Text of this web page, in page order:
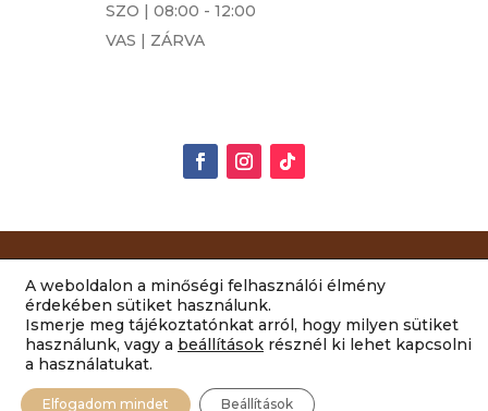
SZO | 08:00 - 12:00
VAS | ZÁRVA
2022 Minden jog fenntartva |
Adatvédelem|Impresszum
A weboldalon a minőségi felhasználói élmény
érdekében sütiket használunk.
Ismerje meg tájékoztatónkat arról, hogy milyen sütiket
használunk, vagy a beállítások résznél ki lehet kapcsolni
a használatukat.
Elfogadom mindet Beállítások